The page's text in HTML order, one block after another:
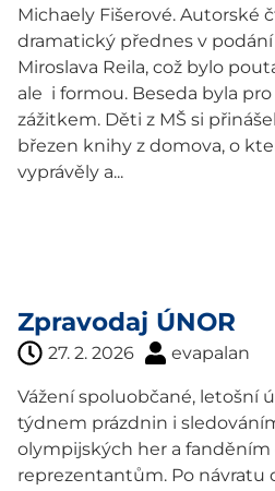
Michaely Fišerové. Autorské
dramatický přednes v
Miroslava Reila, což bylo
ale i formou. Beseda byla
zážitkem. Děti z MŠ si
březen knihy z domova, o
vyprávěly a...
Zpravodaj ÚNOR
27. 2. 2026 evapalan
Vážení spoluobčané, letošní
týdnem prázdnin i
olympijských her a fanděním
reprezentantům. Po návratu